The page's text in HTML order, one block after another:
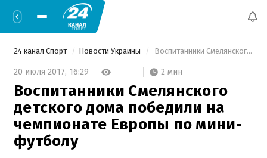
24 канал Спорт Новости Украины Воспитанники Смелянского детского дома победили на чемпионате Европы по мини-футболу
20 июля 2017, 16:29 2 мин
Воспитанники Смелянского
детского дома победили на
чемпионате Европы по мини-
футболу